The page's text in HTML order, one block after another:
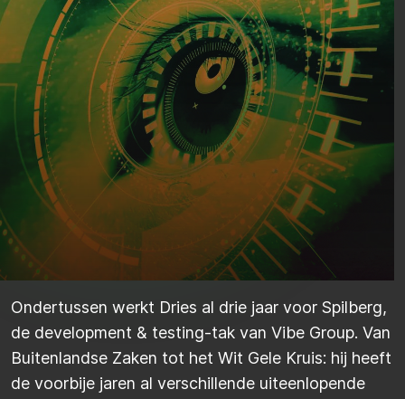
Ondertussen werkt Dries al drie jaar voor Spilberg,
de development & testing-tak van Vibe Group. Van
Buitenlandse Zaken tot het Wit Gele Kruis: hij heeft
de voorbije jaren al verschillende uiteenlopende